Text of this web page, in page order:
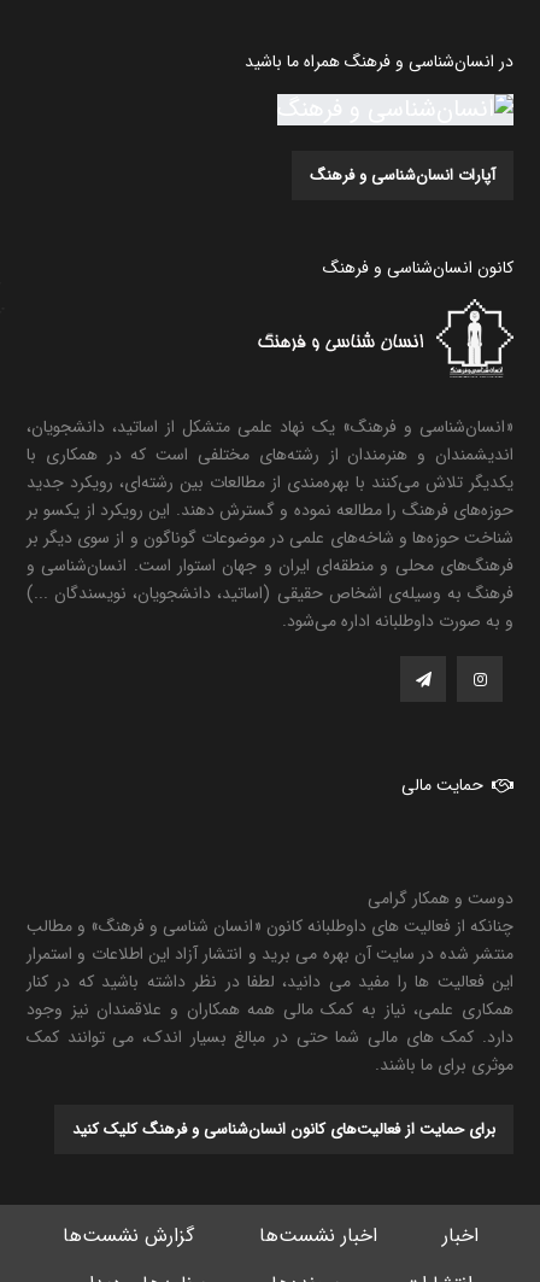
در انسان‌شناسی و فرهنگ همراه ما باشید
آپارات انسان‌شناسی و فرهنگ
کانون انسان‌شناسی و فرهنگ
«انسان‌شناسی و فرهنگ» یک نهاد علمی متشکل از اساتید، دانشجویان،
اندیشمندان و هنرمندان از رشته‌های مختلفی است که در همکاری با
یکدیگر تلاش می‌کنند با بهره‌مندی از مطالعات بین رشته‌ای، رویکرد جدید
حوزه‌های فرهنگ را مطالعه نموده و گسترش دهند. این رویکرد از یکسو بر
شناخت حوزه‌ها و شاخه‌های علمی در موضوعات گوناگون و از سوی دیگر بر
فرهنگ‌های محلی و منطقه‌ای ایران و جهان استوار است. انسان‌شناسی و
فرهنگ به وسیله‌ی اشخاص حقیقی (اساتید، دانشجویان، نویسندگان ...)
و به صورت داوطلبانه اداره می‌شود.
حمایت مالی
دوست و همکار گرامی
چنانکه از فعالیت های داوطلبانه کانون «انسان شناسی و فرهنگ» و مطالب
منتشر شده در سایت آن بهره می برید و انتشار آزاد این اطلاعات و استمرار
این فعالیت ها را مفید می دانید، لطفا در نظر داشته باشید که در کنار
همکاری علمی، نیاز به کمک مالی همه همکاران و علاقمندان نیز وجود
دارد. کمک های مالی شما حتی در مبالغ بسیار اندک، می توانند کمک
موثری برای ما باشند.
برای حمایت از فعالیت‌های کانون انسان‌شناسی و فرهنگ کلیک کنید
اخبار اخبار نشست‌ها
گزارش نشست‌ها